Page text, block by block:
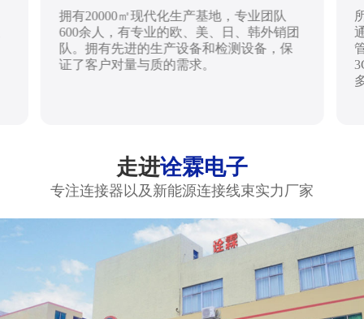
拥有20000㎡现代化生产基地，专业团队
600余人，有专业的欧、美、日、韩外销团
队。拥有先进的生产设备和检测设备，保
证了客户对量与质的需求。
走进诠霖电子
专注连接器以及新能源连接线束实力厂家